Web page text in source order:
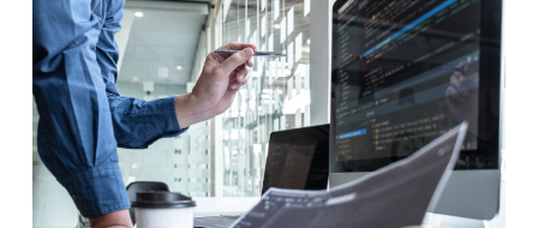
仕事について
キャリアについて
採用情報